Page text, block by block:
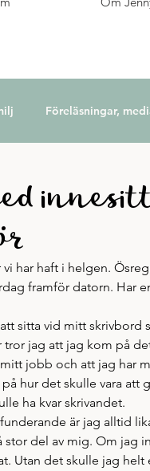
Föreläsningar,
vi har haft i helgen.
framför datorn. Har
sitta vid mitt skrivbord
jag att jag kom på
jobb och att jag har
hur det skulle vara att
ha kvar skrivandet.
är jag alltid
stor del av mig. Om jag
Utan det skulle jag